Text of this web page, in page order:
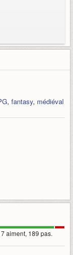
, fantasy, médiéval
aiment, 189 pas.